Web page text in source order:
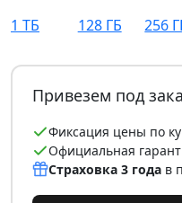
1 ТБ
128 ГБ 256
Привезем под
Фиксация цены по
Официальная
Страховка 3 годав